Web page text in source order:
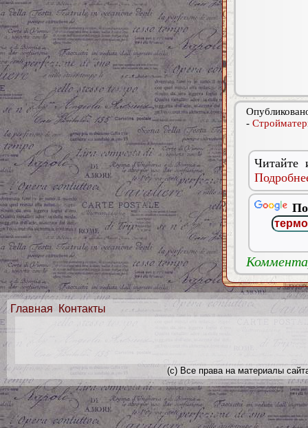
-
Читайте
Главная Контакты
(с) Все права на материалы